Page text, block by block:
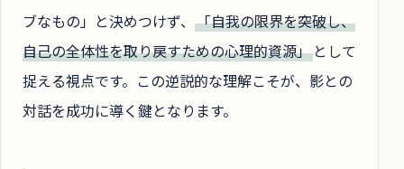
ブなもの」と決めつけず、 「自我の限界を突破し、
自己の全体性を取り戻すための心理的資源」として
捉える視点です。この逆説的な理解こそが、影との
対話を成功に導く鍵となります。